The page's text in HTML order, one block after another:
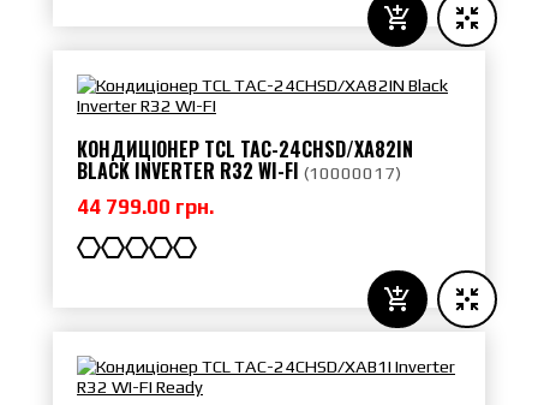
КОНДИЦІОНЕР TCL TAC-24CHSD/XA82IN
BLACK INVERTER R32 WI-FI (10000017)
44 799.00 грн.